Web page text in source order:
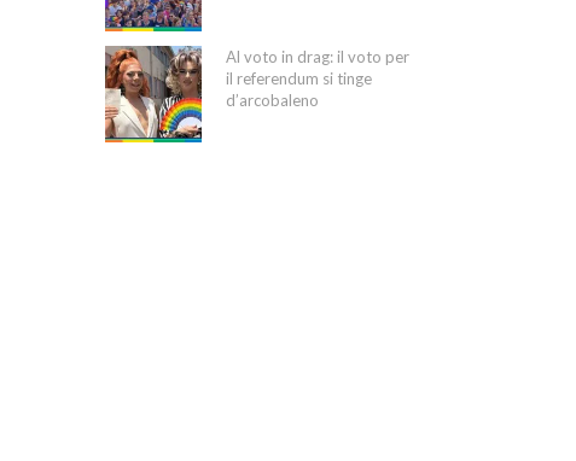
Al voto in drag: il voto per
il referendum si tinge
d’arcobaleno